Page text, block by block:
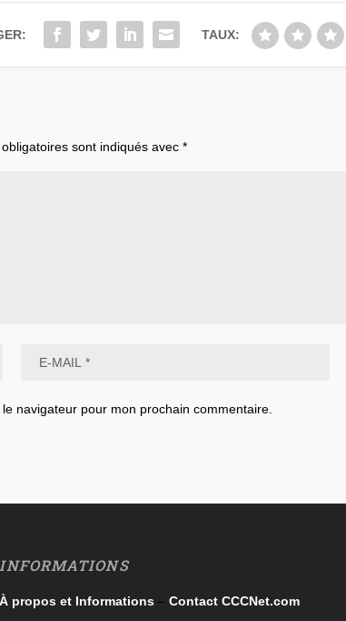
TAUX:
sont indiqués avec *
navigateur pour mon prochain commentaire.
INFORMATIONS
À propos et Informations –Contact CCCNet.com